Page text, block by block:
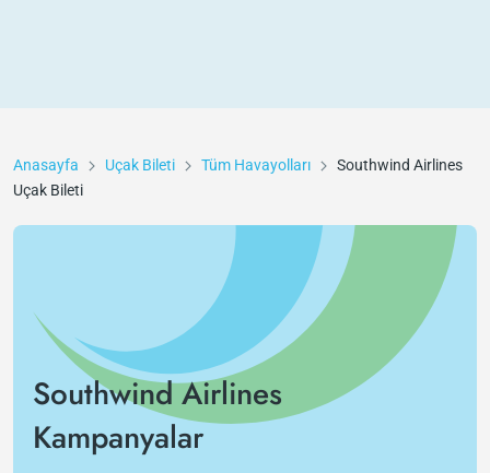
Anasayfa Uçak Bileti Tüm Havayolları
Southwind Airlines
Uçak Bileti
Southwind Airlines
Kampanyalar